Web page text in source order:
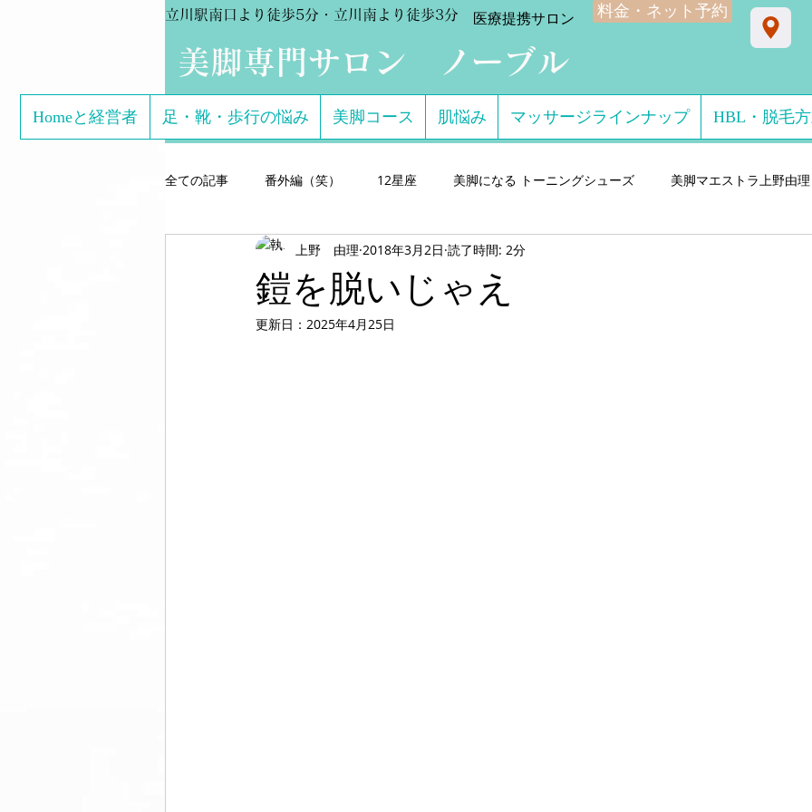
立川駅南口より徒歩5分・立川南より徒歩3分
​美脚専門サロン ノーブル
料金・ネット予約
​医療提携サロン
Homeと経営者 足・靴・歩行の悩み 美脚コース 肌悩み マッサージラインナップ HBL・脱毛
全ての記事 番外編（笑） 12星座 美脚になる トーニングシューズ 美脚マエストラ上野由理
芸能関係のお客様体験談 美脚専門サロン salon de consolare サロン・ド・コン
こどもの足 美脚になる サンダル・ミュール
鎧を脱いじゃえ
上野 由理 2018年3月2日 読了時間: 2分
更新日： 2025年4月25日